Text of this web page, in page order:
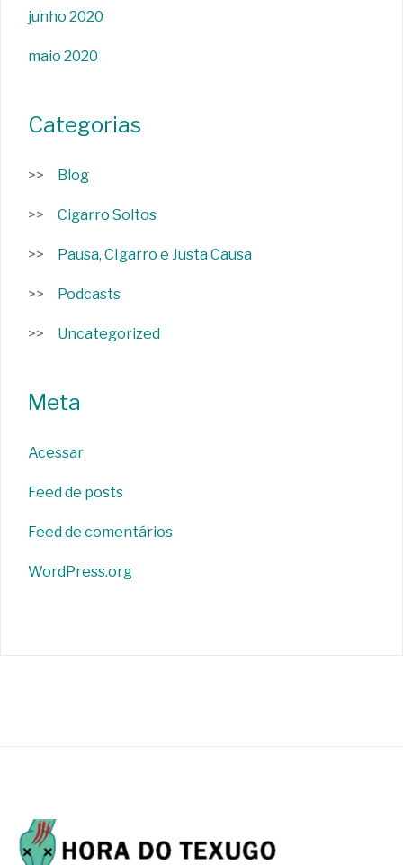
junho 2020
maio 2020
Categorias
Blog
Cigarro Soltos
Pausa, CIgarro e Justa Causa
Podcasts
Uncategorized
Meta
Acessar
Feed de posts
Feed de comentários
WordPress.org